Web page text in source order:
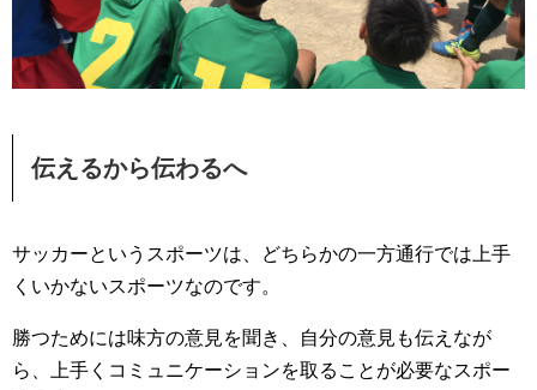
伝えるから伝わるへ
サッカーというスポーツは、どちらかの一方通行では上手
くいかないスポーツなのです。
勝つためには味方の意見を聞き、自分の意見も伝えなが
ら、上手くコミュニケーションを取ることが必要なスポー